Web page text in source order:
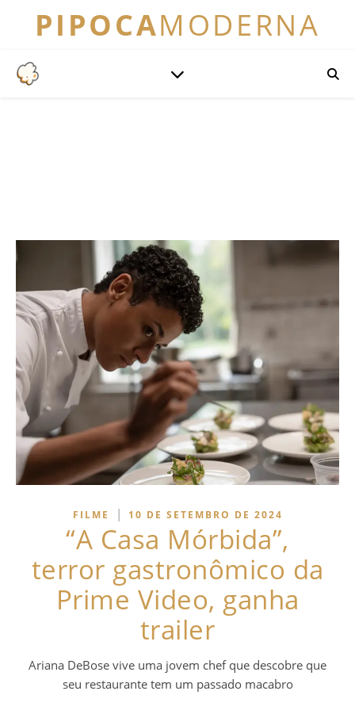
PIPOCAMODERNA
FILME | 10 DE SETEMBRO DE 2024
“A Casa Mórbida”,
terror gastronômico da
Prime Video, ganha
trailer
Ariana DeBose vive uma jovem chef que descobre que
seu restaurante tem um passado macabro